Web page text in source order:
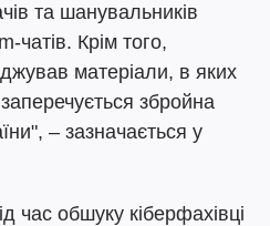
та шанувальників
чатів. Крім того,
матеріали, в яких
збройна
– зазначається у
час обшуку кіберфахівці